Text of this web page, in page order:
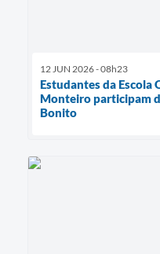
12 JUN 2026 - 08h23
Estudantes da Escola
Monteiro participam
Bonito